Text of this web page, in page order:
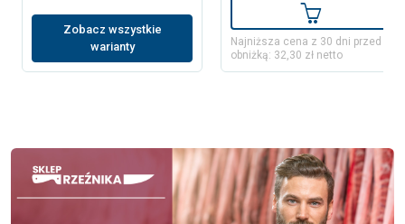
Zobacz wszystkie
warianty
Dodaj do
Najniższa cena z 30 dni przed
obniżką: 32,30 zł netto